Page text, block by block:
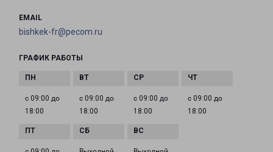
EMAIL
bishkek-fr@pecom.ru
ГРАФИК РАБОТЫ
с 09:00 до
18:00
с 09:00 до
18:00
с 09:00 до
18:00
с 09:00 до
18:00